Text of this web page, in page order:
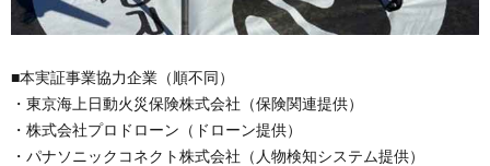
■本実証事業協力企業（順不同）
・東京海上⽇動⽕災保険株式会社（保険関連提供）
・株式会社プロドローン（ドローン提供）
・パナソニックコネクト株式会社（人物検知システム提供）